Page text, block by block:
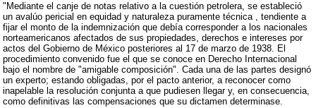
"Mediante el canje de notas relativo a la cuestión petrolera, se estableció
un avalúo pericial en equidad y naturaleza puramente técnica , tendiente a
fijar el monto de la indemnización que debía corresponder a los nacionales
norteamericanos afectados de sus propiedades, derechos e intereses por
actos del Gobierno de México posteriores al 17 de marzo de 1938. El
procedimiento convenido fue el que se conoce en Derecho Internacional
bajo el nombre de "amigable composición". Cada una de las partes designó
un experto; estando obligadas, por el pacto anterior, a reconocer como
inapelable la resolución conjunta a que pudiesen llegar y, en consecuencia,
como definitivas las compensaciones que su dictamen determinase.